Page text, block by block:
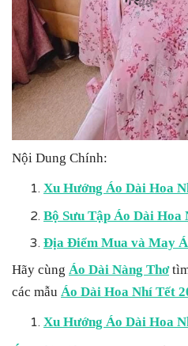
Nội Dung Chính:
Xu Hướng Áo Dài Hoa
Bộ Sưu Tập Áo Dài Hoa
Địa Điểm Mua và May
Hãy cùng Áo Dài Nàng Thơ
các mẫu Áo Dài Hoa Nhí Tết
Xu Hướng Áo Dài Hoa